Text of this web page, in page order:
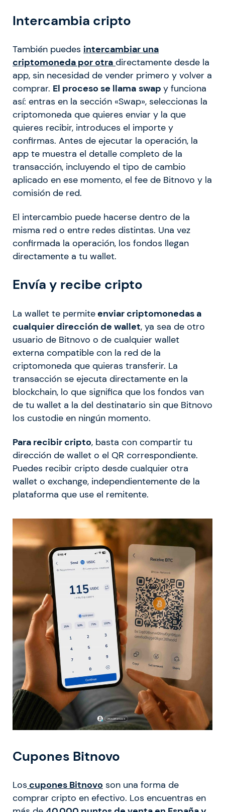
Intercambia cripto
También puedes intercambiar una
criptomoneda por otra directamente desde la
app, sin necesidad de vender primero y volver a
comprar. El proceso se llama swap y funciona
así: entras en la sección «Swap», seleccionas la
criptomoneda que quieres enviar y la que
quieres recibir, introduces el importe y
confirmas. Antes de ejecutar la operación, la
app te muestra el detalle completo de la
transacción, incluyendo el tipo de cambio
aplicado en ese momento, el fee de Bitnovo y la
comisión de red.
El intercambio puede hacerse dentro de la
misma red o entre redes distintas. Una vez
confirmada la operación, los fondos llegan
directamente a tu wallet.
Envía y recibe cripto
La wallet te permiteenviar criptomonedas a
cualquier dirección de wallet, ya sea de otro
usuario de Bitnovo o de cualquier wallet
externa compatible con la red de la
criptomoneda que quieras transferir. La
transacción se ejecuta directamente en la
blockchain, lo que significa que los fondos van
de tu wallet a la del destinatario sin que Bitnovo
los custodie en ningún momento.
Para recibir cripto, basta con compartir tu
dirección de wallet o el QR correspondiente.
Puedes recibir cripto desde cualquier otra
wallet o exchange, independientemente de la
plataforma que use el remitente.
Cupones Bitnovo
Los cupones Bitnovo son una forma de
comprar cripto en efectivo. Los encuentras en